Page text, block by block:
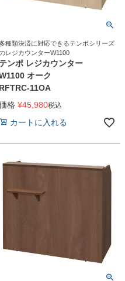
多種類決済に対応できるテンポシリーズ
レジカウンターW1100
テンポ レジカウンター
オーク
RFTRC-11OA
格 ¥45,980税込
カートに入れる